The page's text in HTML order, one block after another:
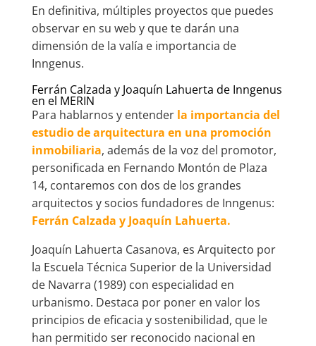
En definitiva, múltiples proyectos que puedes
observar en su web y que te darán una
dimensión de la valía e importancia de
Inngenus.
Ferrán Calzada y Joaquín Lahuerta de Inngenus
en el MERIN
Para hablarnos y entender la importancia del
estudio de arquitectura en una promoción
inmobiliaria, además de la voz del promotor,
personificada en Fernando Montón de Plaza
14, contaremos con dos de los grandes
arquitectos y socios fundadores de Inngenus:
Ferrán Calzada y Joaquín Lahuerta.
Joaquín Lahuerta Casanova, es Arquitecto por
la Escuela Técnica Superior de la Universidad
de Navarra (1989) con especialidad en
urbanismo. Destaca por poner en valor los
principios de eficacia y sostenibilidad, que le
han permitido ser reconocido nacional en